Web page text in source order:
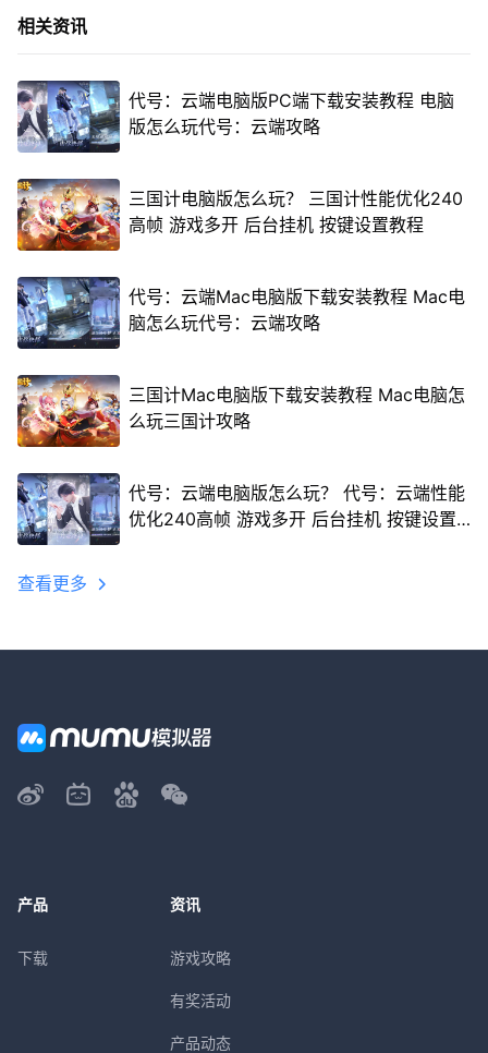
相关资讯
代号：云端电脑版PC端下载安装教程 电脑
版怎么玩代号：云端攻略
三国计电脑版怎么玩？ 三国计性能优化240
高帧 游戏多开 后台挂机 按键设置教程
代号：云端Mac电脑版下载安装教程 Mac电
脑怎么玩代号：云端攻略
三国计Mac电脑版下载安装教程 Mac电脑怎
么玩三国计攻略
代号：云端电脑版怎么玩？ 代号：云端性能
优化240高帧 游戏多开 后台挂机 按键设置
查看更多
产品
下载
资讯
游戏攻略
有奖活动
产品动态